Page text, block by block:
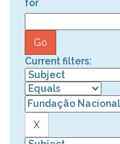
for
Current filters: